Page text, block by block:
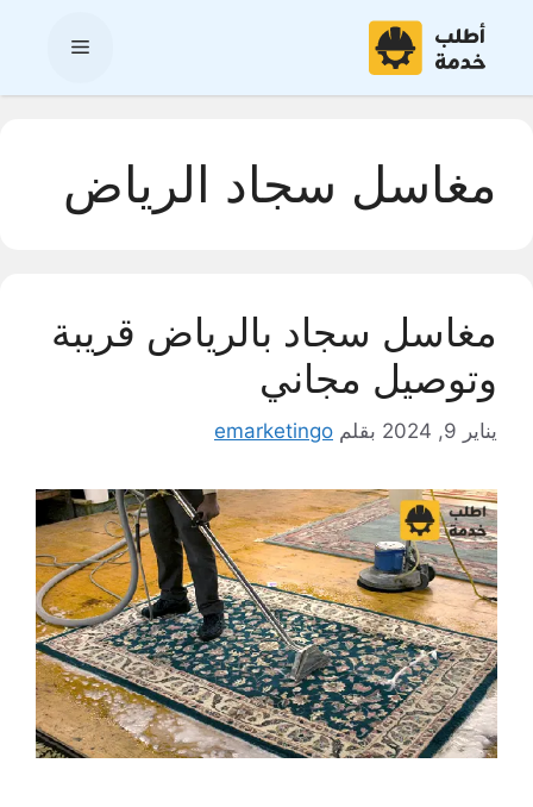
المحتوى
القائمة
مغاسل سجاد الرياض
مغاسل سجاد بالرياض قريبة
وتوصيل مجاني
يناير 9, 2024 بقلم emarketingo